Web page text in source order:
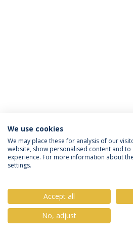
Política de Privacidade
Direitos do Titular
© 2026 Universidade
We use cookies
We may place these for analysis of our
website, show personalised content and to
experience. For more information about
settings.
Accept all
No, adjust